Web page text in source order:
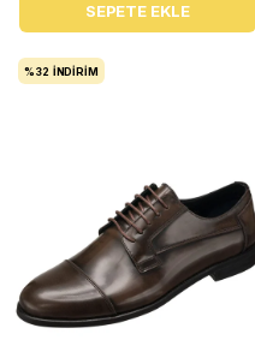
SEPETE EKLE
%32 İNDIRIM